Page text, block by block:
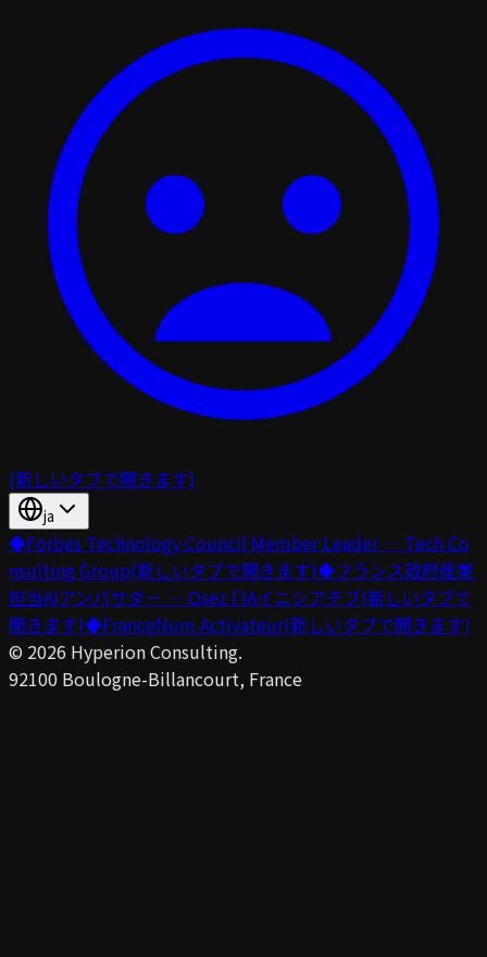
(新しいタブで開きます)
ja
◆Forbes Technology Council Member Leader — Tech Co
nsulting Group(新しいタブで開きます)◆フランス政府産業
担当AIアンバサダー — Osez l’IAイニシアチブ(新しいタブで
開きます)◆FranceNum Activateur(新しいタブで開きます)
© 2026 Hyperion Consulting.
92100 Boulogne-Billancourt, France